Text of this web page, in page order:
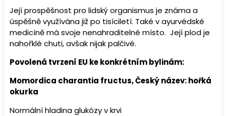
Její prospěšnost pro lidský organismus je známa a
úspěšně využívána již po tisíciletí. Také v ayurvédské
medicíně má svoje nenahraditelné místo. Její plod je
nahořklé chuti, avšak nijak palčivé.
Povolená tvrzení EU ke konkrétním bylinám:
Momordica charantia fructus, Český název: hořká
okurka
Normální hladina glukózy v krvi